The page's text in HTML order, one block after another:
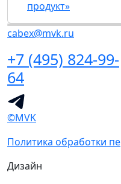
продукт»
cabex@mvk.ru
+7 (495) 824-99-
64
©MVK
Политика обработки
Дизайн